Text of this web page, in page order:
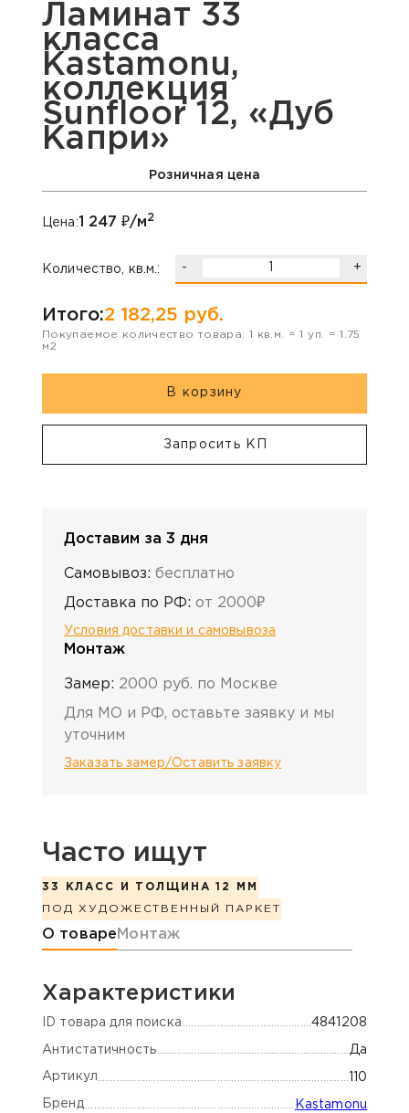
Ламинат 33
класса
Kastamonu,
коллекция
Sunfloor 12, «Дуб
Капри»
Розничная цена
Цена:1 247 ₽/м2
Количество, кв.м.: - +
Итого:2 182,25 руб.
Покупаемое количество товара: 1 кв.м. =1 уп. =1.75
м2
В корзину
Запросить КП
Доставим за 3 дня
Самовывоз: бесплатно
Доставка по РФ: от 2000₽
Условия доставки и самовывоза
Монтаж
Замер: 2000 руб. по Москве
Для МО и РФ, оставьте заявку и мы
уточним
Заказать замер/Оставить заявку
Часто ищут
33 КЛАСС И ТОЛЩИНА 12 ММ
ПОД ХУДОЖЕСТВЕННЫЙ ПАРКЕТ
Информация о товаре
О товаре Монтаж
Характеристики
ID товара для поиска 4841208
Антистатичность Да
Артикул 110
Бренд Kastamonu